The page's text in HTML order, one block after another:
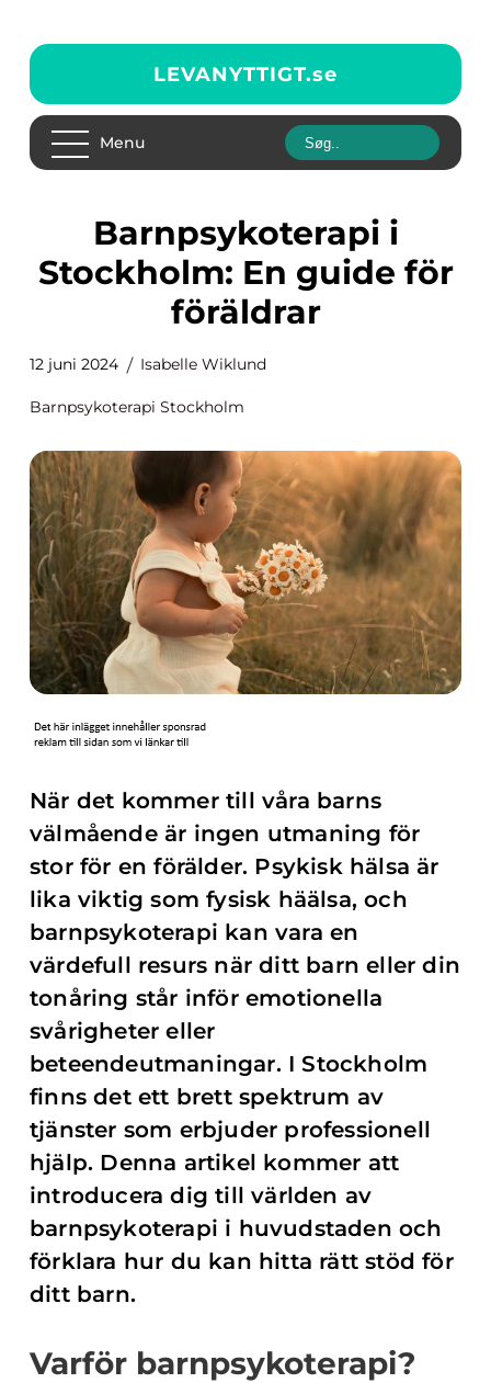
LEVANYTTIGT.se
Menu
Barnpsykoterapi i
Stockholm: En guide för
föräldrar
12 juni 2024 Isabelle Wiklund
Barnpsykoterapi Stockholm
När det kommer till våra barns
välmående är ingen utmaning för
stor för en förälder. Psykisk hälsa är
lika viktig som fysisk häälsa, och
barnpsykoterapi kan vara en
värdefull resurs när ditt barn eller din
tonåring står inför emotionella
svårigheter eller
beteendeutmaningar. I Stockholm
finns det ett brett spektrum av
tjänster som erbjuder professionell
hjälp. Denna artikel kommer att
introducera dig till världen av
barnpsykoterapi i huvudstaden och
förklara hur du kan hitta rätt stöd för
ditt barn.
Varför barnpsykoterapi?